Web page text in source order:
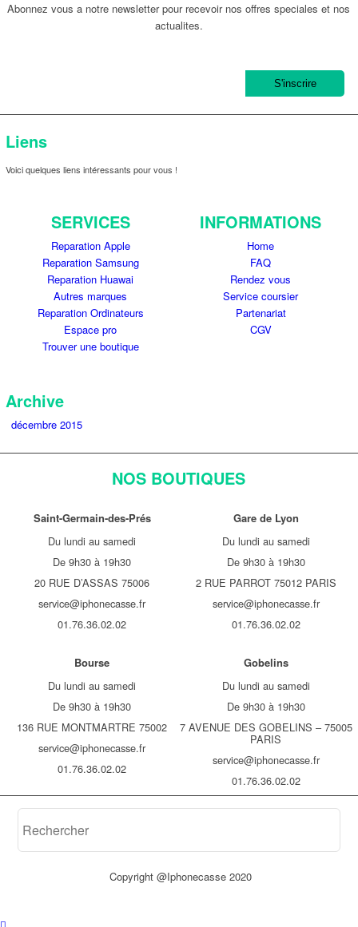
Abonnez vous a notre newsletter pour recevoir nos offres speciales et nos
actualites.
Liens
Voici quelques liens intéressants pour vous !
SERVICES
Reparation Apple
Reparation Samsung
Reparation Huawai
Autres marques
Reparation Ordinateurs
Espace pro
Trouver une boutique
INFORMATIONS
Home
FAQ
Rendez vous
Service coursier
Partenariat
CGV
Archive
décembre 2015
NOS BOUTIQUES
Saint-Germain-des-Prés
Du lundi au samedi
De 9h30 à 19h30
20 RUE D’ASSAS 75006
service@iphonecasse.fr
01.76.36.02.02
Gare de Lyon
Du lundi au samedi
De 9h30 à 19h30
2 RUE PARROT 75012 PARIS
service@iphonecasse.fr
01.76.36.02.02
Bourse
Du lundi au samedi
De 9h30 à 19h30
136 RUE MONTMARTRE 75002
service@iphonecasse.fr
01.76.36.02.02
Gobelins
Du lundi au samedi
De 9h30 à 19h30
7 AVENUE DES GOBELINS – 75005
PARIS
service@iphonecasse.fr
01.76.36.02.02
Copyright @Iphonecasse 2020